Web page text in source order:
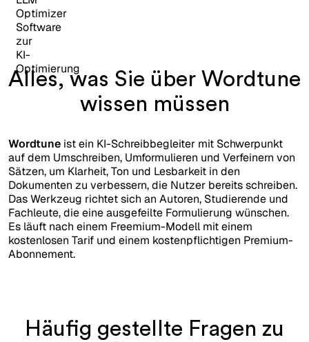
Alles, was Sie über Wordtune
wissen müssen
Wordtune ist ein KI-Schreibbegleiter mit Schwerpunkt
auf dem Umschreiben, Umformulieren und Verfeinern von
Sätzen, um Klarheit, Ton und Lesbarkeit in den
Dokumenten zu verbessern, die Nutzer bereits schreiben.
Das Werkzeug richtet sich an Autoren, Studierende und
Fachleute, die eine ausgefeilte Formulierung wünschen.
Es läuft nach einem Freemium-Modell mit einem
kostenlosen Tarif und einem kostenpflichtigen Premium-
Abonnement.
Häufig gestellte Fragen zu